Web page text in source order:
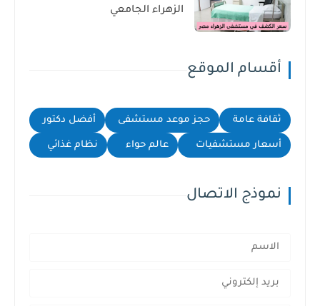
الزهراء الجامعي
أقسام الموقع
ثقافة عامة حجز موعد مستشفى أفضل دكتور
أسعار مستشفيات عالم حواء نظام غذائي
نموذج الاتصال